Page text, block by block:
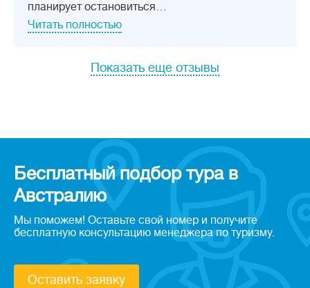
планирует остановиться…
Читать полностью
Показать еще отзывы
Бесплатный подбор тура в
Австралию
Мы поможем! Оставьте свой номер и получите
бесплатную консультацию менеджера по туризму.
Оставить заявку